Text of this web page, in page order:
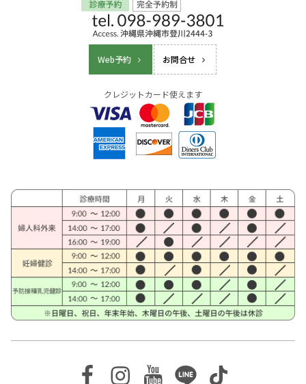
Web予約 お問合せ
クレジットカード使えます
Facebook
Instagram
Youtube
LineTikTok